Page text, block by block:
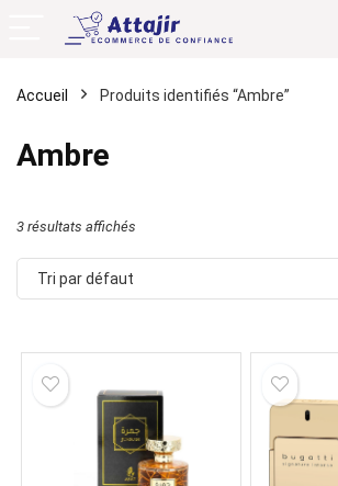
Accueil Produits identifiés “Ambre”
Ambre
3 résultats affichés
Tri par défaut